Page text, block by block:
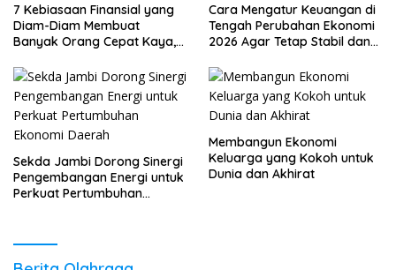
7 Kebiasaan Finansial yang
Diam-Diam Membuat
Banyak Orang Cepat Kaya,
Cara Mengatur Keuangan di
Tengah Perubahan Ekonomi
2026 Agar Tetap Stabil dan
Sekda Jambi Dorong Sinergi
Pengembangan Energi untuk
Perkuat Pertumbuhan
Membangun Ekonomi
Keluarga yang Kokoh untuk
Dunia dan Akhirat